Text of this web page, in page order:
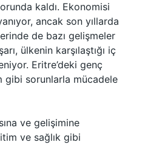
kaldı. Ekonomisi
ancak son yıllarda
de bazı gelişmeler
ülkenin karşılaştığı iç
Eritre’deki genç
gibi sorunlarla mücadele
ve gelişimine
ve sağlık gibi